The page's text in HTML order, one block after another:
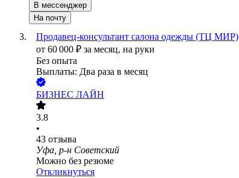
В мессенджер
На почту
Продавец-консультант салона одежды (ТЦ МИР)
от 60 000 ₽ за месяц, на руки
Без опыта
Выплаты: Два раза в месяц
БИЗНЕС ЛАЙН
3.8
•
43 отзыва
Уфа, р-н Советский
Можно без резюме
Откликнуться